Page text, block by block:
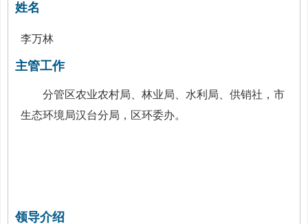
姓名
李万林
主管工作
分管区农业农村局、林业局、水利局、供销社，市
生态环境局汉台分局，区环委办。
领导介绍